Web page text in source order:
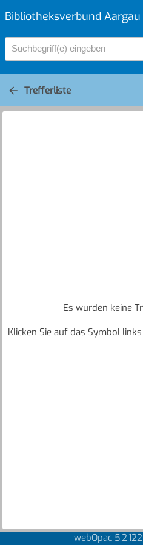
Bibliotheksverbund Aargau
Suchbegriff(e) eingeben
Trefferliste
Es wurden keine
Klicken Sie auf das Symbol
webOpac 5.2.122